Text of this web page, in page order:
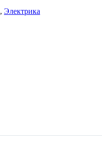
, Электрика